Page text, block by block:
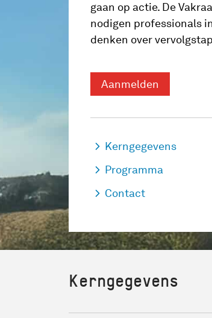
gaan op actie. De
nodigen professionals
denken over
Aanmelden
Kerngegevens
Programma
Contact
Kerngegevens